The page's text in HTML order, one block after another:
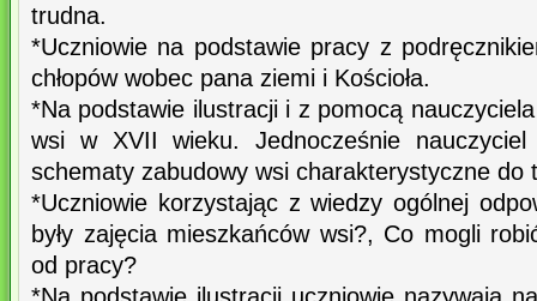
trudna.
*Uczniowie na podstawie pracy z
chłopów wobec pana ziemi i Kościoła.
*Na podstawie ilustracji i z pomocą
wsi w XVII wieku. Jednocześnie
schematy zabudowy wsi charakterystyczne do
*Uczniowie korzystając z wiedzy ogólnej
były zajęcia mieszkańców wsi?, Co mogli
od pracy?